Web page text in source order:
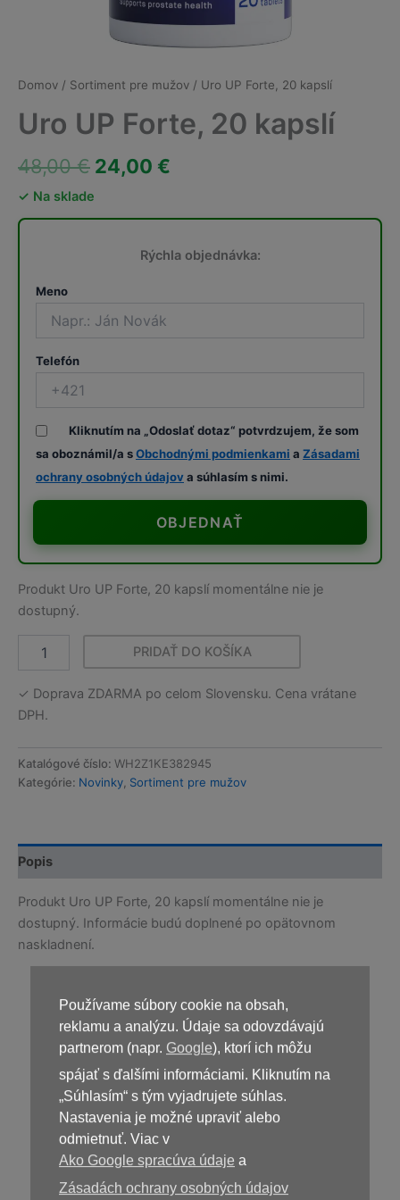
Používame súbory cookie na obsah,
reklamu a analýzu. Údaje sa odovzdávajú
partnerom (napr. Google), ktorí ich môžu
spájať s ďalšími informáciami. Kliknutím na
„Súhlasím“ s tým vyjadrujete súhlas.
Nastavenia je možné upraviť alebo
odmietnuť. Viac v
Ako Google spracúva údaje a
Zásadách ochrany osobných údajov
Domov / Sortiment pre mužov / Uro UP Forte, 20 kapslí
Uro UP Forte, 20 kapslí
48,00€ Pôvodná
48,00 €.
24,00 €
24,00 €.
✓ Na sklade
Rýchla objednávka:
Meno
Telefón
Kliknutím na „Odoslať dotaz“ potvrdzujem, že som
sa oboznámil/a sObchodnými podmienkami a Zásadami
ochrany osobných údajova súhlasím s nimi.
OBJEDNAŤ
Produkt Uro UP Forte, 20 kapslí momentálne nie je
dostupný.
množstvo
UP
Forte,
PRIDAŤ DO KOŠÍKA
✓ Doprava ZDARMA po celom Slovensku. Cena vrátane
DPH.
Katalógové číslo: WH2Z1KE382945
Kategórie: Novinky Sortiment pre mužov
Popis
Produkt Uro UP Forte, 20 kapslí momentálne nie je
dostupný. Informácie budú doplnené po opätovnom
naskladnení.
Kúpiť Uro UP Forte, 20 kapslí